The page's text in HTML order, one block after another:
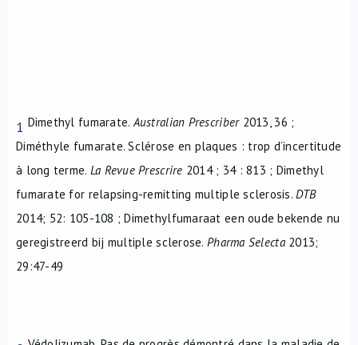
1 Dimethyl fumarate. Australian Prescriber2013, 36 ;
Diméthyle fumarate. Sclérose en plaques : trop d’incertitude
à long terme. La Revue Prescrire 2014 ; 34 : 813 ; Dimethyl
fumarate for relapsing-remitting multiple sclerosis.DTB
2014; 52: 105-108 ; Dimethylfumaraat een oude bekende nu
geregistreerd bij multiple sclerose. Pharma Selecta2013;
29:47-49